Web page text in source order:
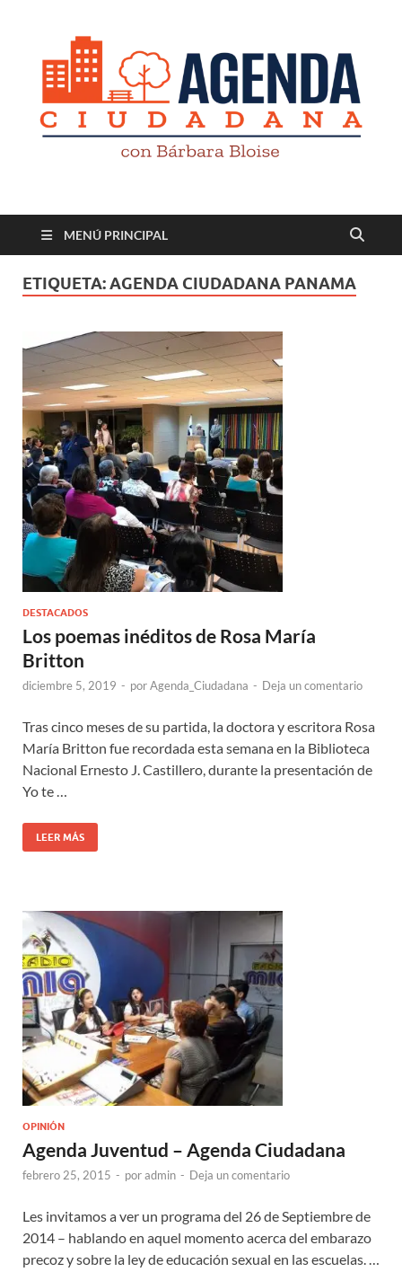
Revista digital
MENÚ PRINCIPAL
ETIQUETA:AGENDA CIUDADANA PANAMA
DESTACADOS
Los poemas inéditos de Rosa María
Britton
diciembre 5, 2019 - porAgenda_Ciudadana - Deja un comentario
Tras cinco meses de su partida, la doctora y escritora Rosa
María Britton fue recordada esta semana en la Biblioteca
Nacional Ernesto J. Castillero, durante la presentación de
Yo te …
LEER MÁS
OPINIÓN
Agenda Juventud – Agenda Ciudadana
febrero 25, 2015 - poradmin - Deja un comentario
Les invitamos a ver un programa del 26 de Septiembre de
2014 – hablando en aquel momento acerca del embarazo
precoz y sobre la ley de educación sexual en las escuelas. …